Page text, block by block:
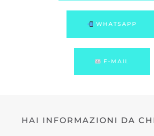
WHATSAPP
E-MAIL
HAI INFORMAZIONI DA